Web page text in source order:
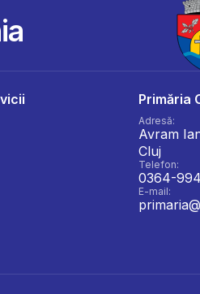
Primăria
Adresă:
Avram
Cluj
Telefon:
0364-994
E-mail: